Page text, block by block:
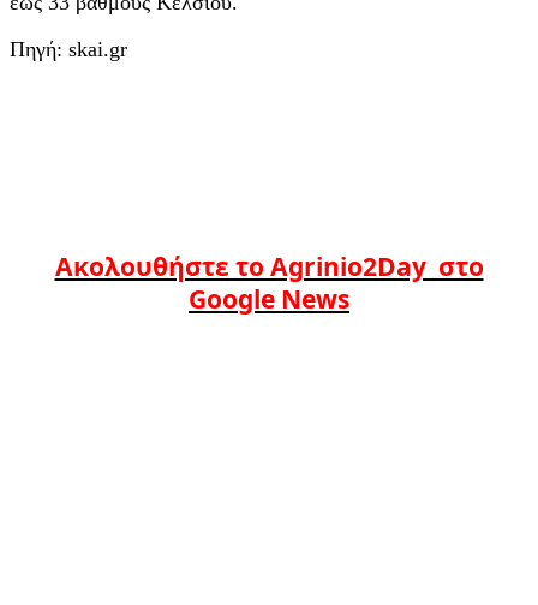
Πηγή: skai.gr
Ακολουθήστε το Agrinio2Day στο
Google News